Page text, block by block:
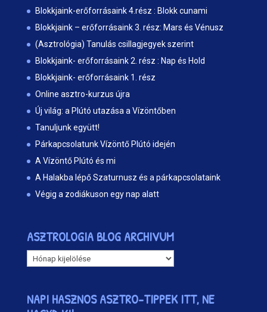
Blokkjaink-erőforrásaink 4.rész : Blokk cunami
Blokkjaink – erőforrásaink 3. rész: Mars és Vénusz
(Asztrológia) Tanulás csillagjegyek szerint
Blokkjaink- erőforrásaink 2. rész : Nap és Hold
Blokkjaink- erőforrásaink 1. rész
Online asztro-kurzus újra
Új világ: a Plútó utazása a Vízöntőben
Tanuljunk együtt!
Párkapcsolatunk Vízöntő Plútó idején
A Vízöntő Plútó és mi
A Halakba lépő Szaturnusz és a párkapcsolataink
Végig a zodiákuson egy nap alatt
ASZTROLOGIA BLOG ARCHIVUM
ASZTROLOGIA
BLOG
NAPI HASZNOS ASZTRO-TIPPEK ITT, NE